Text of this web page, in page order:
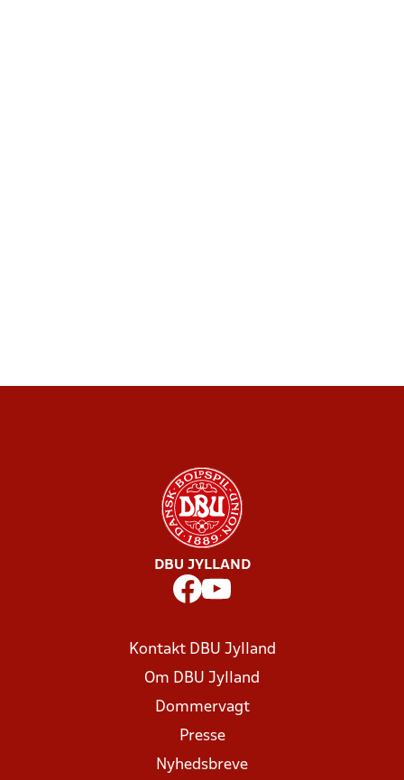
DBU JYLLAND
Kontakt DBU Jylland
Om DBU Jylland
Dommervagt
Presse
Nyhedsbreve